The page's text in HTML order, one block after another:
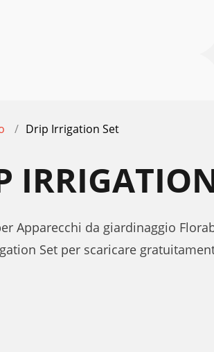
Drip Irrigation Set
Apparecchi da giardinaggio
Set per scaricare